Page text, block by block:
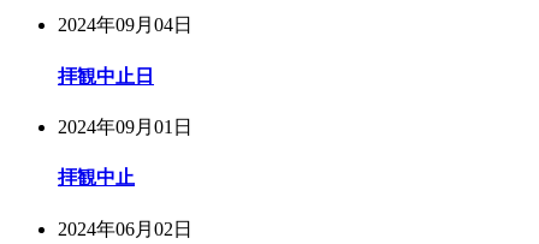
2024年09月04日
拝観中止日
2024年09月01日
拝観中止
2024年06月02日